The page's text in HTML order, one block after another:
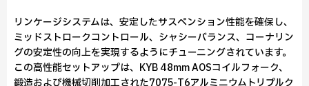
リンケージシステムは、安定したサスペンション性能を確保し、
ミッドストロークコントロール、シャシーバランス、コーナリン
グの安定性の向上を実現するようにチューニングされています。
この高性能セットアップは、KYB 48mm AOSコイルフォーク、
鍛造および機械切削加工された7075-T6アルミニウムトリプルク